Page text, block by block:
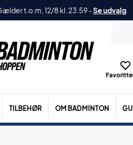
t.o.m, 12/8 kl. 23:59-Se udvalg
TILBEHØR OM BADMINTON